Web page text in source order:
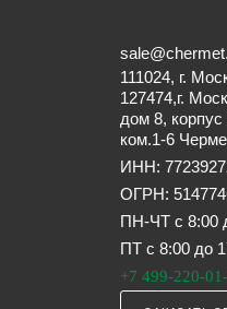
111024, г.
127474,г.
дом 8,
ком.1-6
ИНН:
ОГРН:
ПН-ЧТ с 8:00
ПТ с 8:00 до
+7 499-220-